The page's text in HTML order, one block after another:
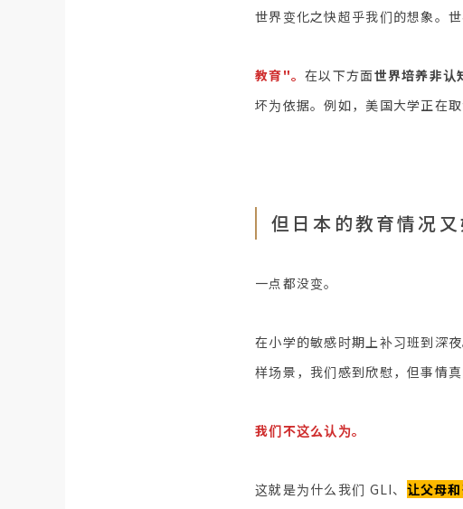
世界变化之快超乎我们的想象。
教育"。在以下方面世界培养非认
坏为依据。例如，美国大学正在
但日本的教育情况又
一点都没变。
在小学的敏感时期上补习班到深
样场景，我们感到欣慰，但事情
我们不这么认为。
这就是为什么我们 GLI、 让父母